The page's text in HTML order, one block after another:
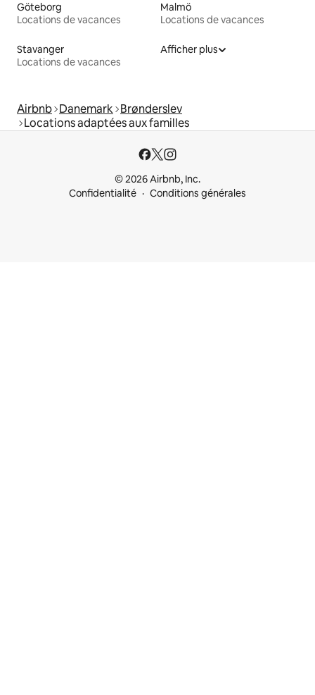
Göteborg
Locations de vacances
Malmö
Locations de vacances
Stavanger
Locations de vacances
Afficher plus
Airbnb Danemark Brønderslev
Locations adaptées aux familles
© 2026 Airbnb, Inc.
Confidentialité
Conditions générales